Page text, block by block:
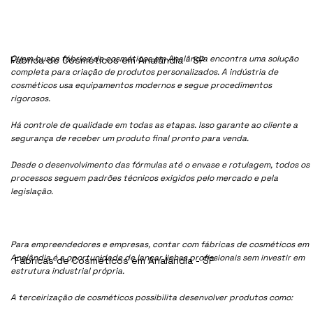
Quem busca fábrica de cosméticos em Analândia encontra uma solução
completa para criação de produtos personalizados. A indústria de
cosméticos usa equipamentos modernos e segue procedimentos
rigorosos.
Há controle de qualidade em todas as etapas. Isso garante ao cliente a
segurança de receber um produto final pronto para venda.
Desde o desenvolvimento das fórmulas até o envase e rotulagem, todos os
processos seguem padrões técnicos exigidos pelo mercado e pela
legislação.
Para empreendedores e empresas, contar com fábricas de cosméticos em
Analândia é a oportunidade de lançar linhas profissionais sem investir em
estrutura industrial própria.
A terceirização de cosméticos possibilita desenvolver produtos como:
Fábrica de Cosméticos em Analândia - SP
Fábricas de Cosméticos em Analândia - SP